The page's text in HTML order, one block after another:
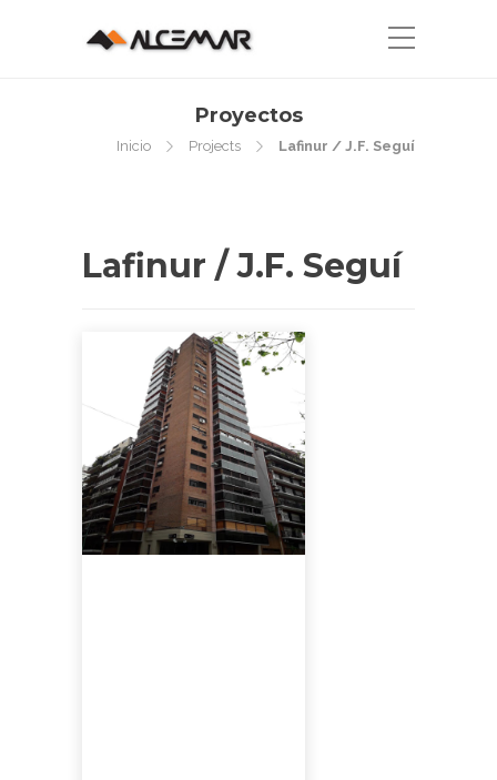
Proyectos
Inicio Projects Lafinur / J.F. Seguí
Lafinur / J.F. Seguí